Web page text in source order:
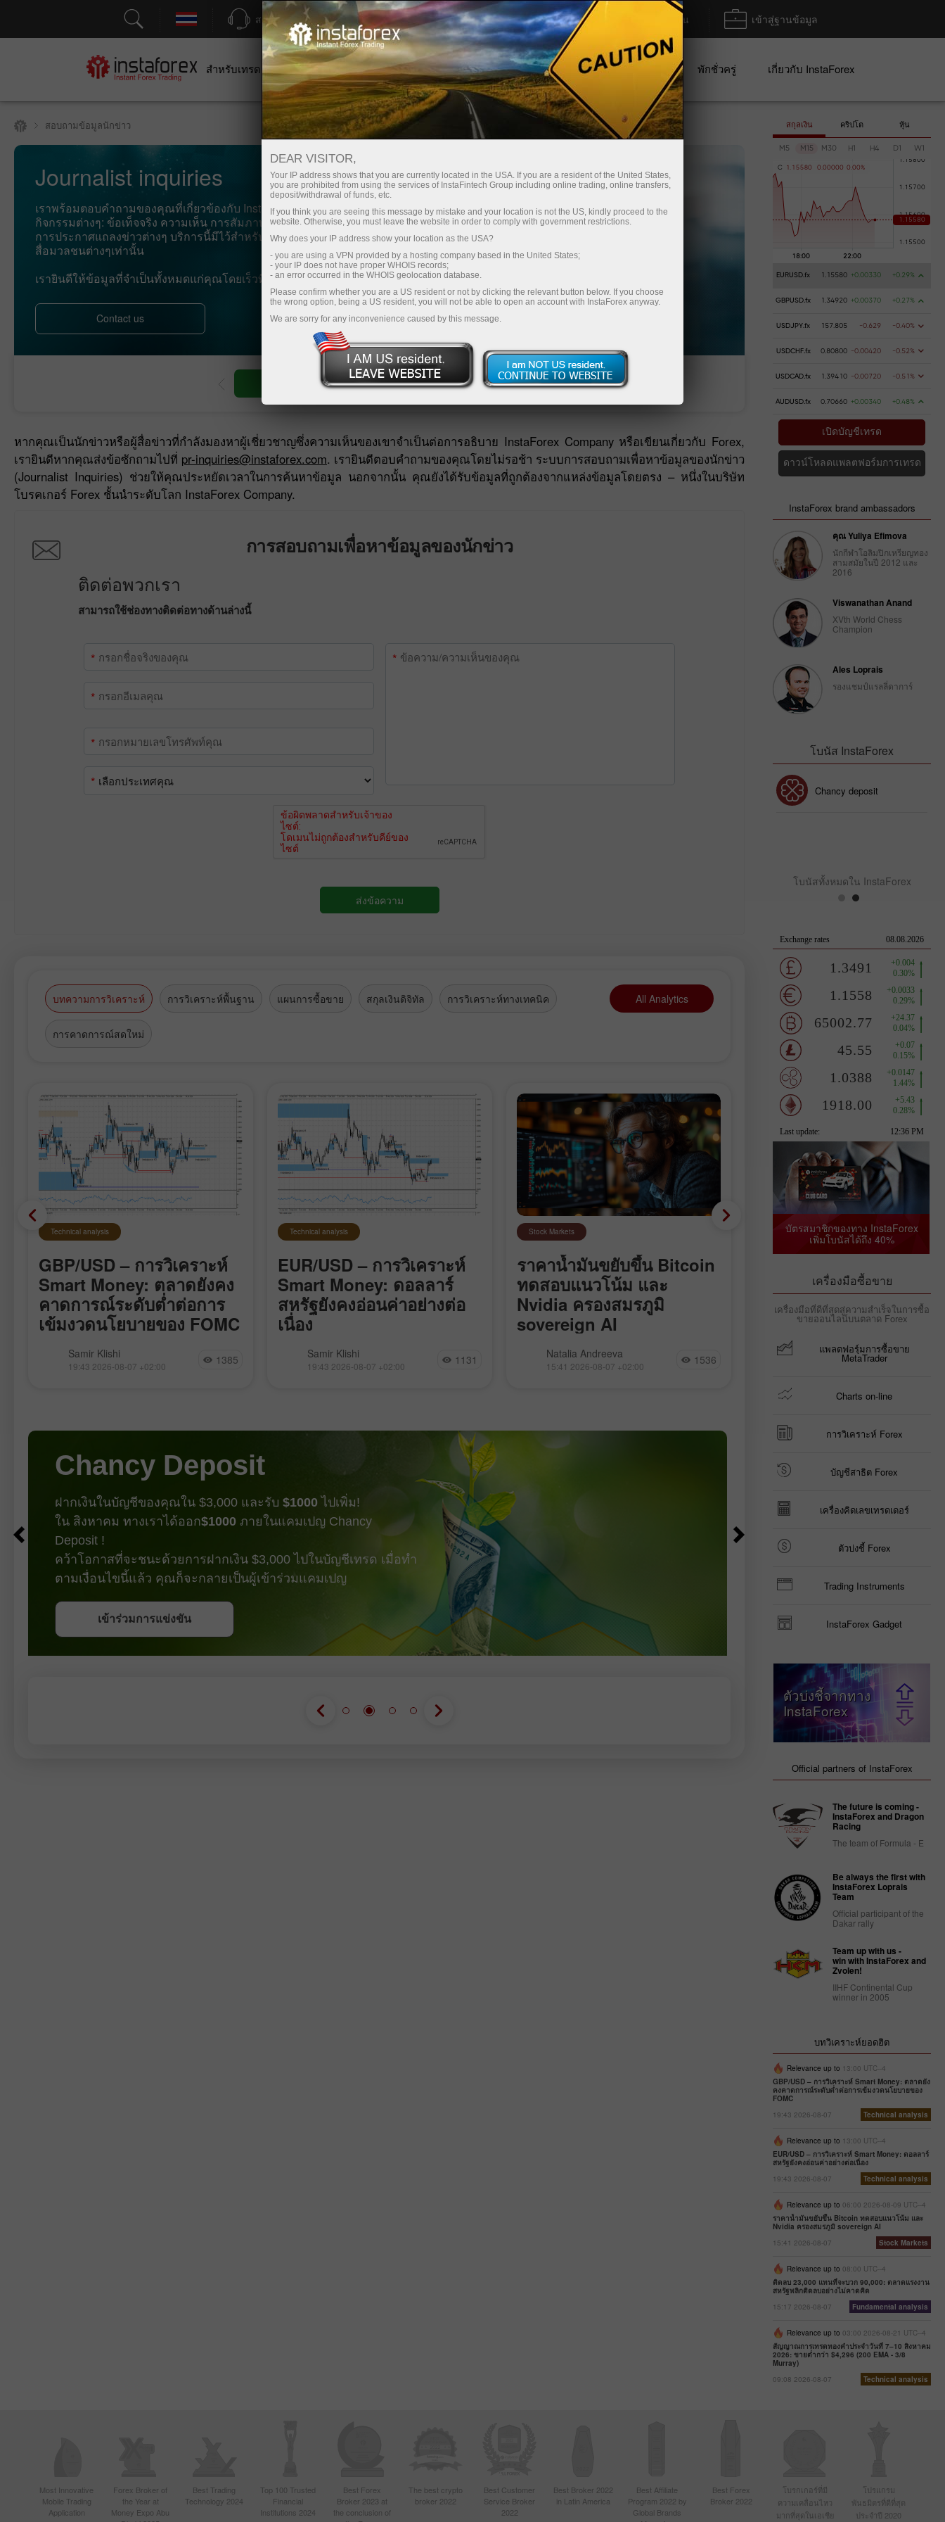
สนับสนุน เปิดบัญชีเทรดทันที แพลตฟอร์มการเทรด ฝาก/ถอน เข้าสู่ฐานข้อมูล
สำหรับเทรดเดอร์ สำหรับผู้เริ่มต้นใหม่ สำหรับนักลงทุน สำหรับหุ้นส่วน แคมเปญ พักชั่วครู่ เกี่ยวกับ InstaForex
สอบถามข้อมูลนักข่าว
Journalist inquiries
เราพร้อมตอบคำถามของคุณที่เกี่ยวข้องกับ InstaFintech Group และ
กิจกรรมต่างๆ: ข้อเท็จจริง ความเห็น การสัมภาษณ์ รูปถ่าย ข่าว และ
การประกาศแถลงข่าวต่างๆ บริการนี้มีไว้สำหรับนักข่าวและตัวแทน
สื่อมวลชนต่างๆเท่านั้น
เรายินดีให้ข้อมูลที่จำเป็นทั้งหมดแก่คุณโดยเร็วที่สุด
Contact us
การฝากเงิน การถอนเงิน
หากคุณเป็นนักข่าวหรือผู้สื่อข่าวที่กำลังมองหาผู้เชี่ยวชาญซึ่งความเห็นของเขาจำเป็นต่อการอธิบาย InstaForex Company หรือเขียนเกี่ยวกับ Forex,
เรายินดีหากคุณส่งข้อซักถามไปที่ pr-inquiries@instaforex.com. เรายินดีตอบคำถามของคุณโดยไม่รอช้า ระบบการสอบถามเพื่อหาข้อมูลของนักข่าว
(Journalist Inquiries) ช่วยให้คุณประหยัดเวลาในการค้นหาข้อมูล นอกจากนั้น คุณยังได้รับข้อมูลที่ถูกต้องจากแหล่งข้อมูลโดยตรง – หนึ่งในบริษัท
โบรคเกอร์ Forex ชั้นนำระดับโลก InstaForex Company.
การสอบถามเพื่อหาข้อมูลของนักข่าว
ติดต่อพวกเรา
สามารถใช้ช่องทางติดต่อทางด้านล่างนี้
บทความการวิเคราะห์ การวิเคราะห์พื้นฐาน แผนการซื้อขาย สกุลเงินดิจิทัล การวิเคราะห์ทางเทคนิค
การคาดการณ์สดใหม่
All Analytics
Technical analysis
GBP/USD – การวิเคราะห์
Smart Money: ตลาดยังคง
คาดการณ์ระดับต่ำต่อการ
เข้มงวดนโยบายของ FOMC
คู่เงิน GBP/USD เคลื่อนไหวค่อนข้าง
สงบตลอดสัปดาห์นี้ เหมือนกำลังรอ
Payrolls ปรับลดลงเป็นเดือนที่สี่ติดต่อกัน
แต่คราวนี้ไม่ใช่แค่ต่ำมากเท่านั้น หาก
ยังติดลบด้วย หมายความว่าจำนวน
ตำแหน่งงานในเศรษฐกิจสหรัฐไม่ได้แค่
เติบโตช้ามากอีกต่อไป แต่กำลังหดตัว
Samir Klishi
19:43 2026-08-07 +02:00 1385
Technical analysis
EUR/USD – การวิเคราะห์
Smart Money: ดอลลาร์
สหรัฐยังคงอ่อนค่าอย่างต่อ
เนื่อง
คู่เงิน EUR/USD ยังคงเคลื่อนไหวอยู่ใน
แรงกระตุ้นขาลงในกรอบย่อย (local
พวกเขาต้องทำมีเพียงอย่างเดียวคือ
Samir Klishi
19:43 2026-08-07 +02:00 1131
Stock Markets
ราคาน้ำมันขยับขึ้น Bitcoin
ทดสอบแนวโน้ม และ
Nvidia ครองสมรภูมิ
sovereign AI
อิหร่านปิดช่องแคบฮอร์มุซไม่ให้เรือ
“ศัตรู” ผ่าน, Bitcoin แตะเส้นแนวโน้ม
Natalia Andreeva
15:41 2026-08-07 +02:00 1536
Fundamental analysis
90,000: ตลาดแรงงานสห
พลิกติดลบอย่างไม่คาดคิด
ลดลง 23,000 ตำแหน่งในเดือน
กรกฎาคม ในขณะที่นักเศรษฐศาสตร์
97,500 ตำแหน่ง ตามข้อมูลจาก
of Labor Statistics
Jakub Novak
เข้าร่วมการแข่งขัน
Chancy Deposit
ฝากเงินในบัญชีของคุณใน $3,000 และรับ $1000 ไปเพิ่ม!
ใน สิงหาคม ทางเราได้ออก$1000 ภายในแคมเปญ Chancy
Deposit !
คว้าโอกาสที่จะชนะด้วยการฝากเงิน $3,000 ไปในบัญชีเทรด เมื่อทำ
ตามเงื่อนไขนี้แล้ว คุณก็จะกลายเป็นผู้เข้าร่วมแคมเปญ
เข้าร่วมการแข่งขัน
เข้าร่วมการแข่งขัน
รับโบนัส
สกุลเงิน คริปโต หุ้น
M5 M15 M30 H1 H4 D1 W1
C 1 . 1 5580 0 .00000 0 .00%
EURUSD.fx 1.15580 +0.00330 +0.29%
GBPUSD.fx 1.34920 +0.00370 +0.27%
USDJPY.fx 157.805 -0.629 -0.40%
USDCHF.fx 0.80800 -0.00420 -0.52%
USDCAD.fx 1.39410 -0.00720 -0.51%
AUDUSD.fx 0.70660 +0.00340 +0.48%
เปิดบัญชีเทรด
ดาวน์โหลดแพลตฟอร์มการเทรด
InstaForex brand ambassadors
คุณ Yuliya Efimova
นักกีฬาโอลิมปิกเหรียญทอง
สามสมัยในปี 2012 และ
2016
Viswanathan Anand
XVth World Chess
Champion
Ales Loprais
รองแชมป์แรลลี่ดาการ์
โบนัส InstaForex
คลับโบนัส InstaForex
Chancy deposit
โบนัสทั้งหมดใน InstaForex
บัตรสมาชิกของทาง InstaForex
เพิ่มโบนัสได้ถึง 40%
เครื่องมือซื้อขาย
เครื่องมือที่ดีที่สุดสู่ความสำเร็จในการซื้อ
ขายออนไลน์บนตลาด Forex
แพลตฟอรฺ์มการซื้อขาย
MetaTrader
Charts on-line
การวิเคราะห์ Forex
บัญชีสาธิต Forex
เครื่องคิดเลขเทรดเดอร์
ตัวบ่งชี้ Forex
Trading Instruments
InstaForex Gadget
ตัวบ่งชี้จากทาง
InstaForex
Official partners of InstaForex
The future is coming -
InstaForex and Dragon
Racing
The team of Formula - E
Be always the first with
InstaForex Loprais
Team
Official participant of the
Dakar rally
Team up with us -
win with InstaForex and
Zvolen!
IIHF Continental Cup
winner in 2005
บทวิเคราะห์ยอดฮิต
Relevance up to 13:00 UTC--4
GBP/USD – การวิเคราะห์ Smart Money: ตลาดยัง
คงคาดการณ์ระดับต่ำต่อการเข้มงวดนโยบายของ
FOMC
19:43 2026-08-07
Technical analysis
Relevance up to 13:00 UTC--4
EUR/USD – การวิเคราะห์ Smart Money: ดอลลาร์
สหรัฐยังคงอ่อนค่าอย่างต่อเนื่อง
19:43 2026-08-07
Technical analysis
Relevance up to 06:00 2026-08-09 UTC--4
ราคาน้ำมันขยับขึ้น Bitcoin ทดสอบแนวโน้ม และ
Nvidia ครองสมรภูมิ sovereign AI
15:41 2026-08-07
Stock Markets
Relevance up to 08:00 UTC--4
ติดลบ 23,000 แทนที่จะบวก 90,000: ตลาดแรงงาน
สหรัฐพลิกติดลบอย่างไม่คาดคิด
15:17 2026-08-07
Fundamental analysis
Relevance up to 03:00 2026-08-21 UTC--4
สัญญาณการเทรดทองคำประจำวันที่ 7–10 สิงหาคม
2026: ขายต่ำกว่า $4,296 (200 EMA - 3/8
Murray)
09:08 2026-08-07
Technical analysis
Most Innovative
Mobile Trading
Application
Forex Broker of
the Year at
Money Expo Abu
Best Trading
Technology 2024
Top 100 Trusted
Financial
Institutions 2024
Best Forex
Broker 2023 at
the conclusion of
The best crypto
broker 2022
Best Customer
Service Broker
2022
Best Broker 2022
in Latin America
Best Affiliate
Program 2022 by
Global Brands
Best Forex
Broker 2022
โบรกเกอร์ที่มี
ความเคลื่อนไหว
มากที่สุดในเอเชีย
โปรแกรม
พันธมิตรที่ดีที่สุด
ประจำปี 2020
DEAR VISITOR,
Your IP address shows that you are currently located in the USA. If you are a resident of the United States,
you are prohibited from using the services of InstaFintech Group including online trading, online transfers,
deposit/withdrawal of funds, etc.
If you think you are seeing this message by mistake and your location is not the US, kindly proceed to the
website. Otherwise, you must leave the website in order to comply with government restrictions.
Why does your IP address show your location as the USA?
- you are using a VPN provided by a hosting company based in the United States;
- your IP does not have proper WHOIS records;
- an error occurred in the WHOIS geolocation database.
Please confirm whether you are a US resident or not by clicking the relevant button below. If you choose
the wrong option, being a US resident, you will not be able to open an account with InstaForex anyway.
We are sorry for any inconvenience caused by this message.